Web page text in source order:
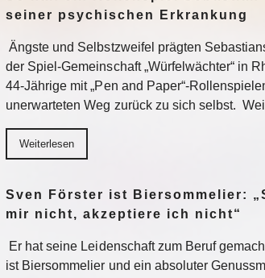
seiner psychischen Erkrankung
Ängste und Selbstzweifel prägten
der Spiel-Gemeinschaft „Würfelwächter“ in
44-Jährige mit „Pen and Paper“-
unerwarteten Weg zurück zu sich selbst.
Weiterlesen
Sven Förster ist Biersommelier:
mir nicht, akzeptiere ich nicht“
Er hat seine Leidenschaft zum Beruf
ist Biersommelier und ein absoluter